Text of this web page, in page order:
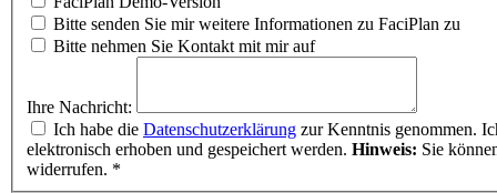
Bitte senden Sie mir weitere Informationen zu FaciPlan zu
Bitte nehmen Sie Kontakt mit mir auf
Ihre Nachricht:
Ich habe die Datenschutzerklärung zur Kenntnis genommen.
elektronisch erhoben und gespeichert werden. Hinweis: Sie
widerrufen. *